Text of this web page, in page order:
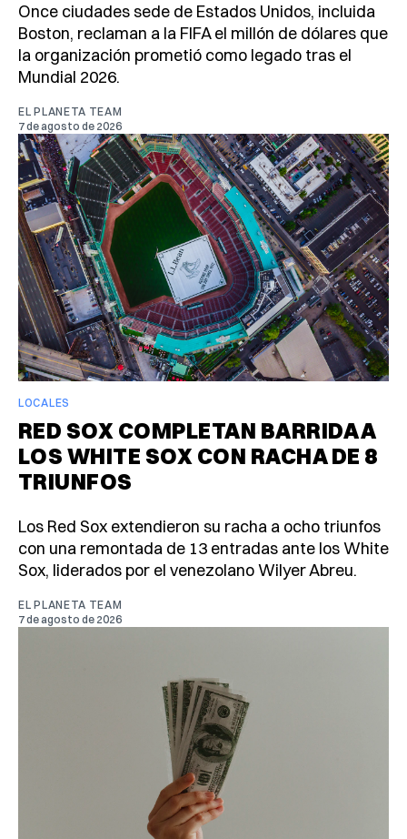
Once ciudades sede de Estados Unidos, incluida
Boston, reclaman a la FIFA el millón de dólares que
la organización prometió como legado tras el
Mundial 2026.
EL PLANETA TEAM
7 de agosto de 2026
LOCALES
RED SOX COMPLETAN BARRIDA A
LOS WHITE SOX CON RACHA DE 8
TRIUNFOS
Los Red Sox extendieron su racha a ocho triunfos
con una remontada de 13 entradas ante los White
Sox, liderados por el venezolano Wilyer Abreu.
EL PLANETA TEAM
7 de agosto de 2026